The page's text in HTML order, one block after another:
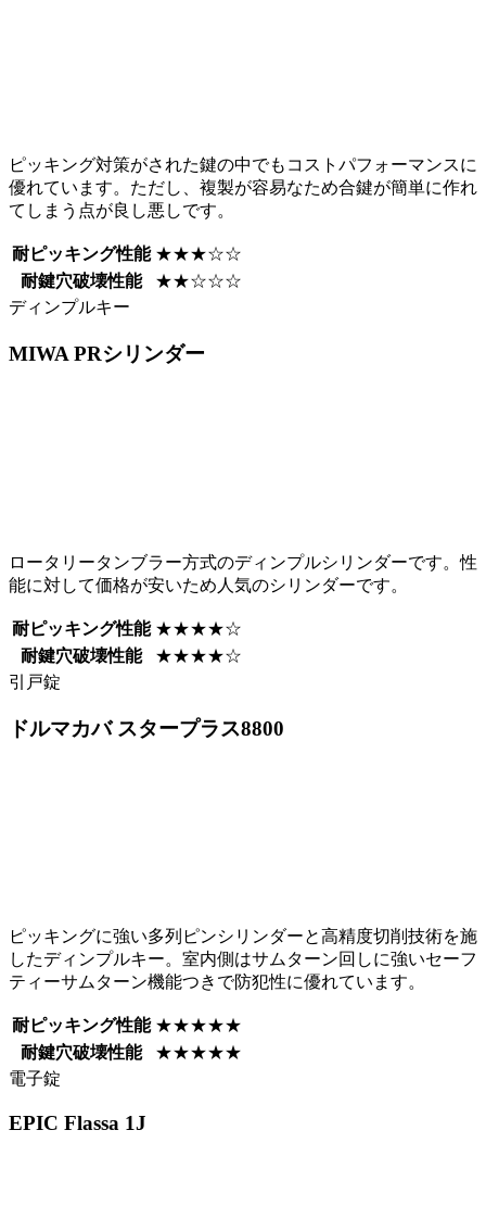
ピッキング対策がされた鍵の中でもコストパフォーマンスに
優れています。ただし、複製が容易なため合鍵が簡単に作れ
てしまう点が良し悪しです。
耐ピッキング性能 ★★★☆☆
耐鍵穴破壊性能
★★☆☆☆
ディンプルキー
MIWA PRシリンダー
ロータリータンブラー方式のディンプルシリンダーです。性
能に対して価格が安いため人気のシリンダーです。
耐ピッキング性能 ★★★★☆
耐鍵穴破壊性能
★★★★☆
引戸錠
ドルマカバ スタープラス8800
ピッキングに強い多列ピンシリンダーと高精度切削技術を施
したディンプルキー。室内側はサムターン回しに強いセーフ
ティーサムターン機能つきで防犯性に優れています。
耐ピッキング性能 ★★★★★
耐鍵穴破壊性能
★★★★★
電子錠
EPIC Flassa 1J